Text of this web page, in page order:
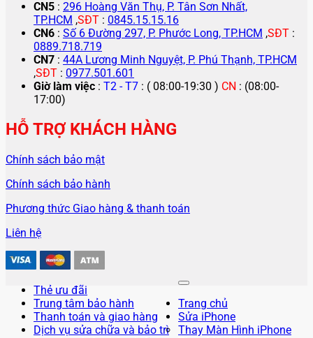
CN5 : 296 Hoàng Văn Thụ, P. Tân Sơn Nhất,
TP.HCM ,SĐT : 0845.15.15.16
CN6 : Số 6 Đường 297, P. Phước Long, TP.HCM ,SĐT :
0889.718.719
CN7 : 44A Lương Minh Nguyệt, P. Phú Thạnh, TP.HCM
,SĐT : 0977.501.601
Giờ làm việc : T2 - T7 : ( 08:00-19:30 ) CN : (08:00-
17:00)
HỖ TRỢ KHÁCH HÀNG
Chính sách bảo mật
Chính sách bảo hành
Phương thức Giao hàng & thanh toán
Liên hệ
Thẻ ưu đãi
Trung tâm bảo hành
Thanh toán và giao hàng
Dịch vụ sửa chữa và bảo trì
Trang chủ
Sửa iPhone
Thay Màn Hình iPhone